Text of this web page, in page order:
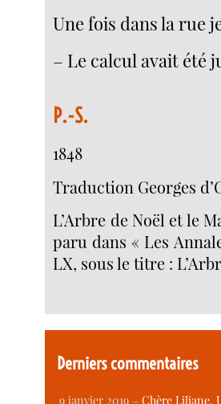
Une fois dans la rue
– Le calcul avait été
P.-S.
1848
Traduction Georges
L’Arbre de Noël et le
paru dans « Les
LX, sous le titre :
Derniers commentaires
9 janvier 2019 –Chère Liliane,